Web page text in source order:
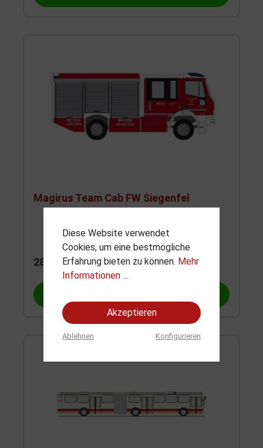
Magirus Team Cab FW Siegenfel
28,90 €*
Diese Website verwendet
Cookies, um eine bestmögliche
Erfahrung bieten zu können. Mehr
Informationen ...
Akzeptieren
Ablehnen Konfigurieren